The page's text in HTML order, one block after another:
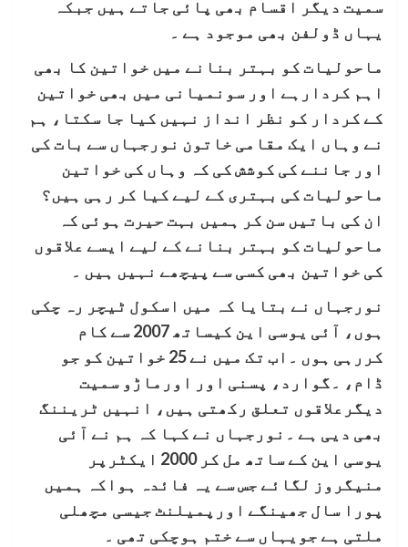
سمیت دیگر اقسام بھی پائی جاتے ہیں جبکہ
یہاں ڈولفن بھی موجود ہے ۔
ماحولیات کو بہتر بنانے میں خواتین کا بھی
اہم کردارہے اور سونمیانی میں بھی خواتین
کے کردار کو نظر انداز نہیں کیا جا سکتا، ہم
نے وہاں ایک مقامی خاتون نورجہاں سے بات کی
اور جاننے کی کوشش کی کہ وہاں کی خواتین
ماحولیات کی بہتری کے لیے کیا کر رہی ہیں؟
ان کی باتیں سن کر ہمیں بہت حیرت ہوئی کہ
ماحولیات کو بہتر بنانے کے لیے ایسے علاقوں
کی خواتین بھی کسی سے پیچھے نہیں ہیں ۔
نورجہاں نے بتایا کہ میں اسکول ٹیچر رہ چکی
ہوں، آئی یوسی این کیساتھ 2007 سے کام
کررہی ہوں ۔اب تک میں نے 25 خواتین کو جو
ڈام، ۔گوارد، پسنی اور اورماڑو سمیت
دیگرعلاقوں تعلق رکھتی ہیں، انہیں ٹریننگ
بھی دیی ہے ۔نورجہاں نے کہا کہ ہم نے آئی
یوسی این کے ساتھ مل کر 2000 ایکٹرپر
منیگروز لگائے جس سے یہ فائدہ ہواکہ ہمیں
پورا سال جھینگے اورپمیلنٹ جیسی مچھلی
ملتی ہے جویہاں سے ختم ہوچکی تھی ۔